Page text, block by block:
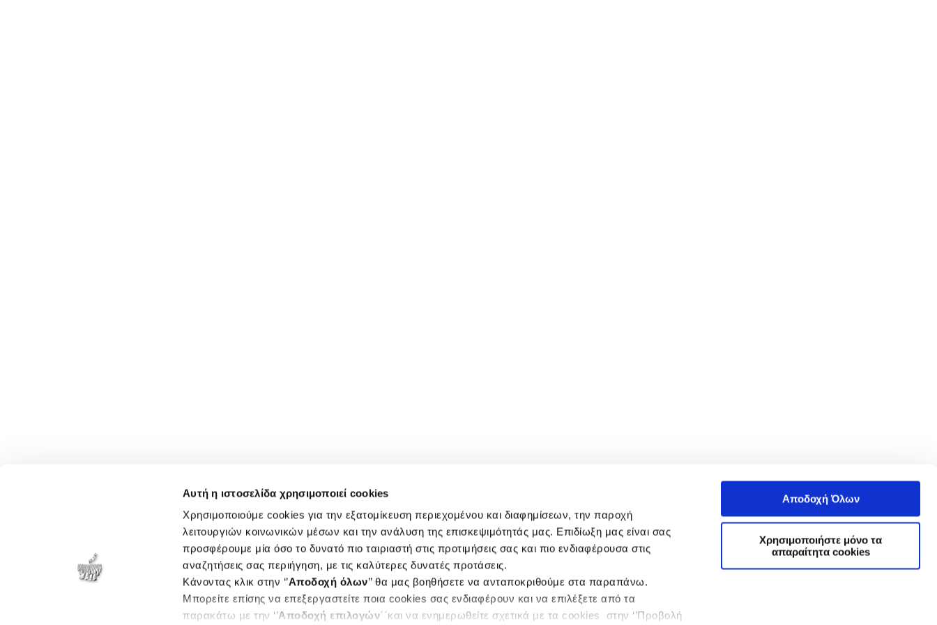
Αυτή η ιστοσελίδα χρησιμοποιεί cookies
Χρησιμοποιούμε cookies για την εξατομίκευση περιεχομένου και διαφημίσεων, την παροχή
λειτουργιών κοινωνικών μέσων και την ανάλυση της επισκεψιμότητάς μας. Επιδίωξη μας είναι σας
προσφέρουμε μία όσο το δυνατό πιο ταιριαστή στις προτιμήσεις σας και πιο ενδιαφέρουσα στις
αναζητήσεις σας περιήγηση, με τις καλύτερες δυνατές προτάσεις.
Κάνοντας κλικ στην ‘’Αποδοχή όλων’’ θα μας βοηθήσετε να ανταποκριθούμε στα παραπάνω.
Μπορείτε επίσης να επεξεργαστείτε ποια cookies σας ενδιαφέρουν και να επιλέξετε από τα
παρακάτω με την ‘’Αποδοχή επιλογών΄΄και να ενημερωθείτε σχετικά με τα cookies στην ‘’Προβολή
Αποδοχή Όλων
Χρησιμοποιήστε μόνο τα
απαραίτητα cookies